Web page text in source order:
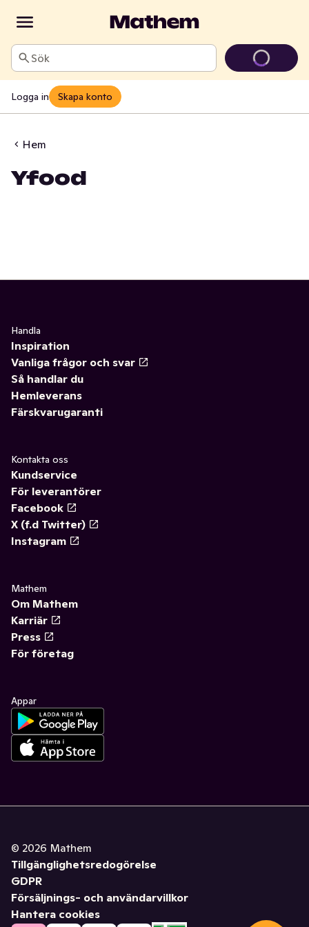
Sök
Logga in Skapa konto
Hem
Yfood
Handla
Inspiration
Vanliga frågor och svar
Så handlar du
Hemleverans
Färskvarugaranti
Kontakta oss
Kundservice
För leverantörer
Facebook
X (f.d Twitter)
Instagram
Mathem
Om Mathem
Karriär
Press
För företag
Appar
© 2026 Mathem
Tillgänglighetsredogörelse
GDPR
Försäljnings- och användarvillkor
Hantera cookies